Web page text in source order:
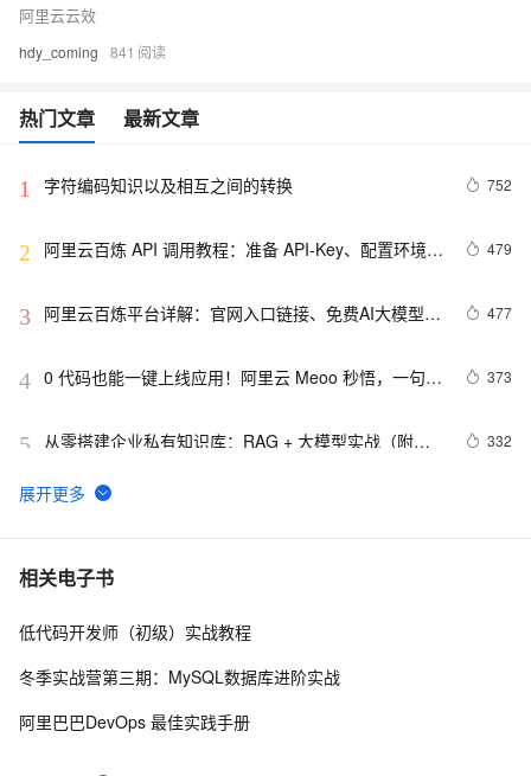
阿里云云效
hdy_coming 841
热门文章 最新文章
1 字符编码知识以及相互之间的转换 752
2
阿里云百炼 API 调用教程：准备 API-Key、配置环境变
479
3
阿里云百炼平台详解：官网入口链接、免费AI大模型领
477
4 0 代码也能一键上线应用！阿里云 Meoo 秒悟，一句话
373
5
从零搭建企业私有知识库：RAG + 大模型实战（附完
332
6
智谱GLM-5.2登陆阿里云百炼：100万Token免费领，
7 阿里云百炼Token Plan三大档位详解：Credits计费规
8 阿里云百炼大模型服务平台文本、图像、音频、视频等
Max 抢先体验，夜间调用 0.2 折
相关电子书
低代码开发师（初级）实战教程
冬季实战营第三期：MySQL数据库进阶实战
阿里巴巴DevOps 最佳实践手册